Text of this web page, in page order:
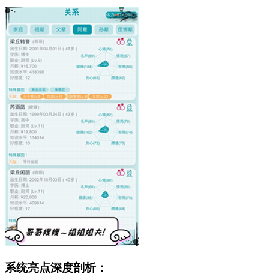
系统亮点深度剖析：